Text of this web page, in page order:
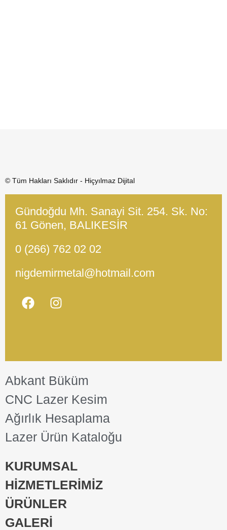
© Tüm Hakları Saklıdır - Hiçyılmaz Dijital
Gündoğdu Mh. Sanayi Sit. 254. Sk. No:
61 Gönen, BALIKESİR
0 (266) 762 02 02
nigdemirmetal@hotmail.com
Abkant Büküm
CNC Lazer Kesim
Ağırlık Hesaplama
Lazer Ürün Kataloğu
KURUMSAL
HİZMETLERİMİZ
ÜRÜNLER
GALERİ